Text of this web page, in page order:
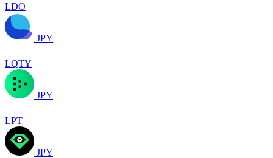
LDO
JPY
LQTY
JPY
LPT
JPY